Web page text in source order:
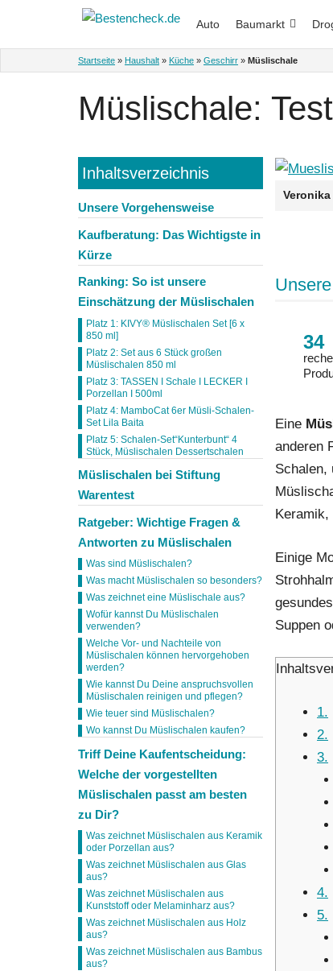
Auto Baumarkt
Startseite » Haushalt » Küche » Geschirr » Müslischale
Müslischale:
Veronika
34
Eine
anderen
Schalen,
Einige
Suppen
1
2
3
4
5
Inhaltsverzeichnis
Unsere Vorgehensweise
Kaufberatung: Das Wichtigste in
Kürze
Ranking: So ist unsere
Einschätzung der Müslischalen
Platz 1: KIVY® Müslischalen Set [6 x
850 ml]
Platz 2: Set aus 6 Stück großen
Müslischalen 850 ml
Platz 3: TASSEN I Schale I LECKER I
Porzellan I 500ml
Platz 4: MamboCat 6er Müsli-Schalen-
Set Lila Baita
Platz 5: Schalen-Set“Kunterbunt“ 4
Stück, Müslischalen Dessertschalen
Müslischalen bei Stiftung
Warentest
Ratgeber: Wichtige Fragen &
Antworten zu Müslischalen
Was sind Müslischalen?
Was macht Müslischalen so besonders?
Was zeichnet eine Müslischale aus?
Wofür kannst Du Müslischalen
verwenden?
Welche Vor- und Nachteile von
Müslischalen können hervorgehoben
werden?
Wie kannst Du Deine anspruchsvollen
Müslischalen reinigen und pflegen?
Wie teuer sind Müslischalen?
Wo kannst Du Müslischalen kaufen?
Triff Deine Kaufentscheidung:
Welche der vorgestellten
Müslischalen passt am besten
zu Dir?
Was zeichnet Müslischalen aus Keramik
oder Porzellan aus?
Was zeichnet Müslischalen aus Glas
aus?
Was zeichnet Müslischalen aus
Kunststoff oder Melaminharz aus?
Was zeichnet Müslischalen aus Holz
aus?
Was zeichnet Müslischalen aus Bambus
aus?